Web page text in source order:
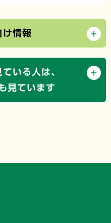
け情報
いる人は、
見ています